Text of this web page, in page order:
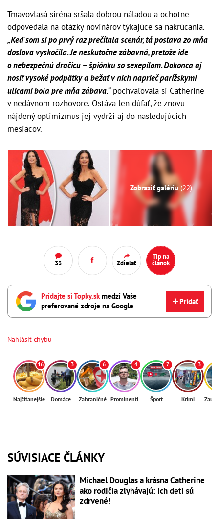
Tmavovlasá siréna sršala dobrou náladou a ochotne
odpovedala na otázky novinárov týkajúce sa nakrúcania.
„Keď som si po prvý raz prečítala scenár, tá postava zo mňa
doslova vyskočila. Je neskutočne zábavná, pretože ide
o nebezpečnú dračicu – špiónku so sexepílom. Dokonca aj
nosiť vysoké podpätky a bežať v nich naprieč parížskymi
ulicami bola pre mňa zábava,“pochvaľovala si Catherine
v nedávnom rozhovore. Ostáva len dúfať, že znovu
nájdený optimizmus jej vydrží aj do nasledujúcich
mesiacov.
Zobraziť galériu (22)
33 Zdieľať
Tip na
článok
Pridajte si Topky.skmedzi Vaše
preferované zdroje na Google
Pridať
Nahlásiť chybu
16
Najčítanejšie
3
Domáce
6
Zahraničné
4
Prominenti
7
Šport
3
Krimi
SÚVISIACE ČLÁNKY
Michael Douglas a krásna Catherine
ako rodičia zlyhávajú: Ich deti sú
zdrvené!